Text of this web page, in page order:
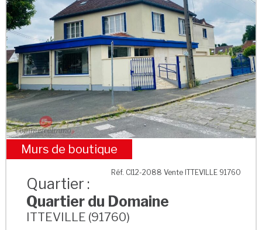
Quartier du Domaine
Murs de boutique
Réf. CI12-2088 Vente ITTEVILLE 91760
Quartier :
Quartier du Domaine
ITTEVILLE (91760)